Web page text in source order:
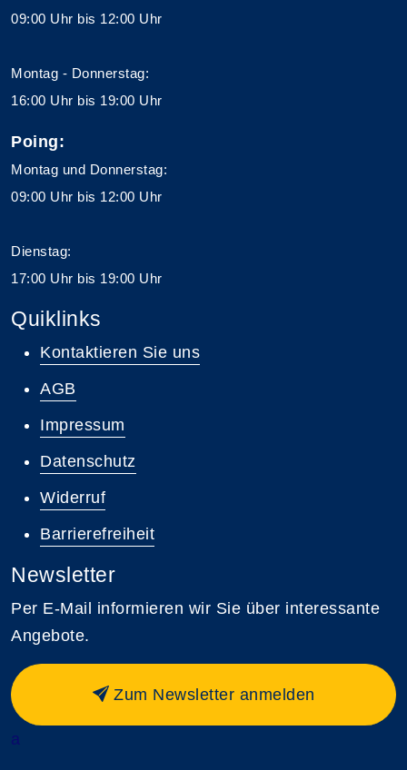
09:00 Uhr bis 12:00 Uhr
Montag - Donnerstag:
16:00 Uhr bis 19:00 Uhr
Poing:
Montag und Donnerstag:
09:00 Uhr bis 12:00 Uhr
Dienstag:
17:00 Uhr bis 19:00 Uhr
Quiklinks
Kontaktieren Sie uns
AGB
Impressum
Datenschutz
Widerruf
Barrierefreiheit
Newsletter
Per E-Mail informieren wir Sie über interessante
Angebote.
Zum Newsletter anmelden
a